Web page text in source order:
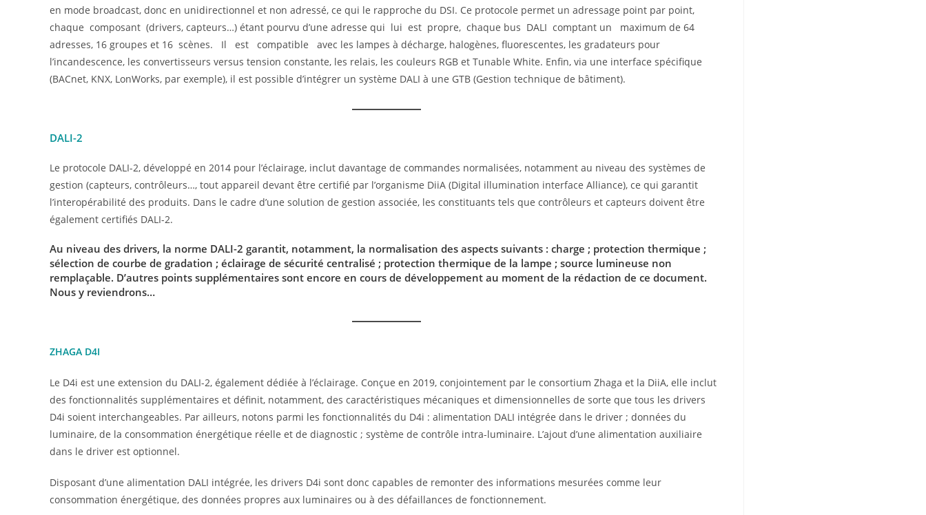
en mode broadcast, donc en unidirectionnel et non adressé, ce qui le rapproche du DSI. Ce protocole permet un adressage point par point,
chaque composant (drivers, capteurs…) étant pourvu d’une adresse qui lui est propre, chaque bus DALI comptant un maximum de 64
adresses, 16 groupes et 16 scènes. Il est compatible avec les lampes à décharge, halogènes, fluorescentes, les gradateurs pour
l’incandescence, les convertisseurs versus tension constante, les relais, les couleurs RGB et Tunable White. Enfin, via une interface spécifique
(BACnet, KNX, LonWorks, par exemple), il est possible d’intégrer un système DALI à une GTB (Gestion technique de bâtiment).
DALI-2
Le protocole DALI-2, développé en 2014 pour l’éclairage, inclut davantage de commandes normalisées, notamment au niveau des systèmes de
gestion (capteurs, contrôleurs…, tout appareil devant être certifié par l’organisme DiiA (Digital illumination interface Alliance), ce qui garantit
l’interopérabilité des produits. Dans le cadre d’une solution de gestion associée, les constituants tels que contrôleurs et capteurs doivent être
également certifiés DALI-2.
Au niveau des drivers, la norme DALI-2 garantit, notamment, la normalisation des aspects suivants : charge ; protection thermique ;
sélection de courbe de gradation ; éclairage de sécurité centralisé ; protection thermique de la lampe ; source lumineuse non
remplaçable. D’autres points supplémentaires sont encore en cours de développement au moment de la rédaction de ce document.
Nous y reviendrons…
ZHAGA D4I
Le D4i est une extension du DALI-2, également dédiée à l’éclairage. Conçue en 2019, conjointement par le consortium Zhaga et la DiiA, elle inclut
des fonctionnalités supplémentaires et définit, notamment, des caractéristiques mécaniques et dimensionnelles de sorte que tous les drivers
D4i soient interchangeables. Par ailleurs, notons parmi les fonctionnalités du D4i : alimentation DALI intégrée dans le driver ; données du
luminaire, de la consommation énergétique réelle et de diagnostic ; système de contrôle intra-luminaire. L’ajout d’une alimentation auxiliaire
dans le driver est optionnel.
Disposant d’une alimentation DALI intégrée, les drivers D4i sont donc capables de remonter des informations mesurées comme leur
consommation énergétique, des données propres aux luminaires ou à des défaillances de fonctionnement.